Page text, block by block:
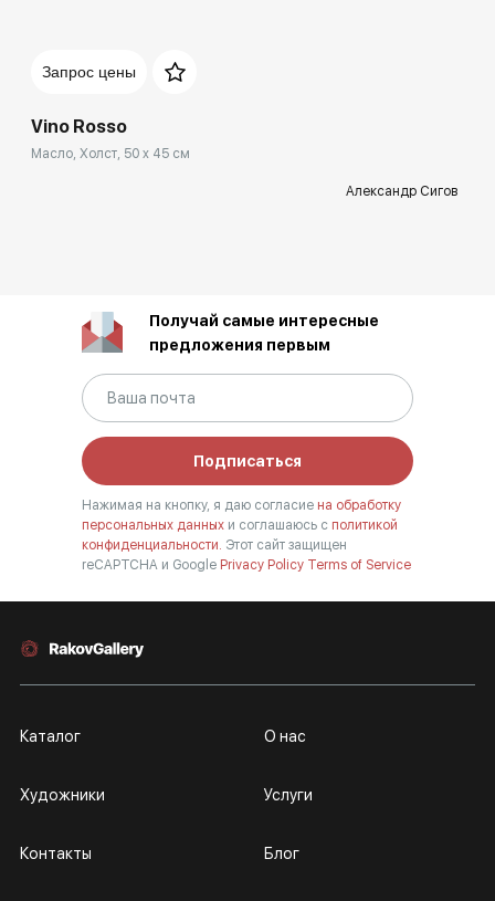
Запрос цены
Vino Rosso
Масло, Холст, 50 x 45 см
Александр Сигов
Получай самые интересные
предложения первым
Подписаться
Нажимая на кнопку, я даю согласие на обработку
персональных данных и соглашаюсь с политикой
конфиденциальности. Этот сайт защищен
reCAPTCHA и Google Privacy Policy Terms of Service
Каталог
Художники
Контакты
О нас
Услуги
Блог